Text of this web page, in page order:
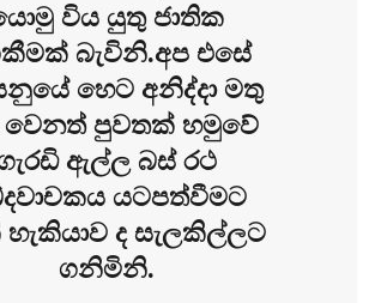
විය යුතු ජාතික
බැවිනි.අප එසේ
හෙට අනිද්දා මතු
පුවතක් හමුවේ
ඇල්ල බස් රථ
යටපත්වීමට
හැකියාව ද සැලකිල්ලට
ගනිමිනි.